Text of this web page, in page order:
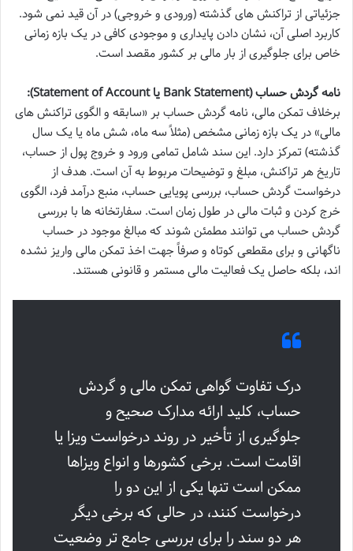
جزئیاتی از تراکنش های گذشته (ورودی و خروجی) در آن قید نمی شود.
کاربرد اصلی آن، نشان دادن پایداری و موجودی کافی در یک بازه زمانی
خاص برای جلوگیری از بار مالی بر کشور مقصد است.
نامه گردش حساب (Bank Statement یا Statement of Account):
برخلاف تمکن مالی، نامه گردش حساب بر «سابقه و الگوی تراکنش های
مالی» در یک بازه زمانی مشخص (مثلاً سه ماه، شش ماه یا یک سال
گذشته) تمرکز دارد. این سند شامل تمامی ورود و خروج پول از حساب،
تاریخ هر تراکنش، مبلغ و توضیحات مربوط به آن است. هدف از
درخواست گردش حساب، بررسی پویایی حساب، منبع درآمد فرد، الگوی
خرج کردن و ثبات مالی در طول زمان است. سفارتخانه ها با بررسی
گردش حساب می توانند مطمئن شوند که مبالغ موجود در حساب
ناگهانی و برای مقطعی کوتاه و صرفاً جهت اخذ تمکن مالی واریز نشده
اند، بلکه حاصل یک فعالیت مالی مستمر و قانونی هستند.
درک تفاوت گواهی تمکن مالی و گردش
حساب، کلید ارائه مدارک صحیح و
جلوگیری از تأخیر در روند درخواست ویزا یا
اقامت است. برخی کشورها و انواع ویزاها
ممکن است تنها یکی از این دو را
درخواست کنند، در حالی که برخی دیگر
هر دو سند را برای بررسی جامع تر وضعیت